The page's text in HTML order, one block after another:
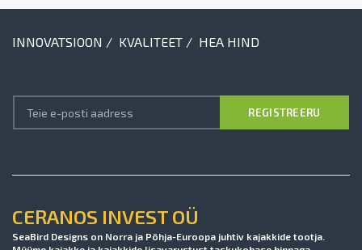
INNOVATSIOON / KVALITEET / HEA HIND
CERANOS INVEST OÜ
SeaBird Designs on Norra ja Põhja-Euroopa juhtiv kajakkide tootja.